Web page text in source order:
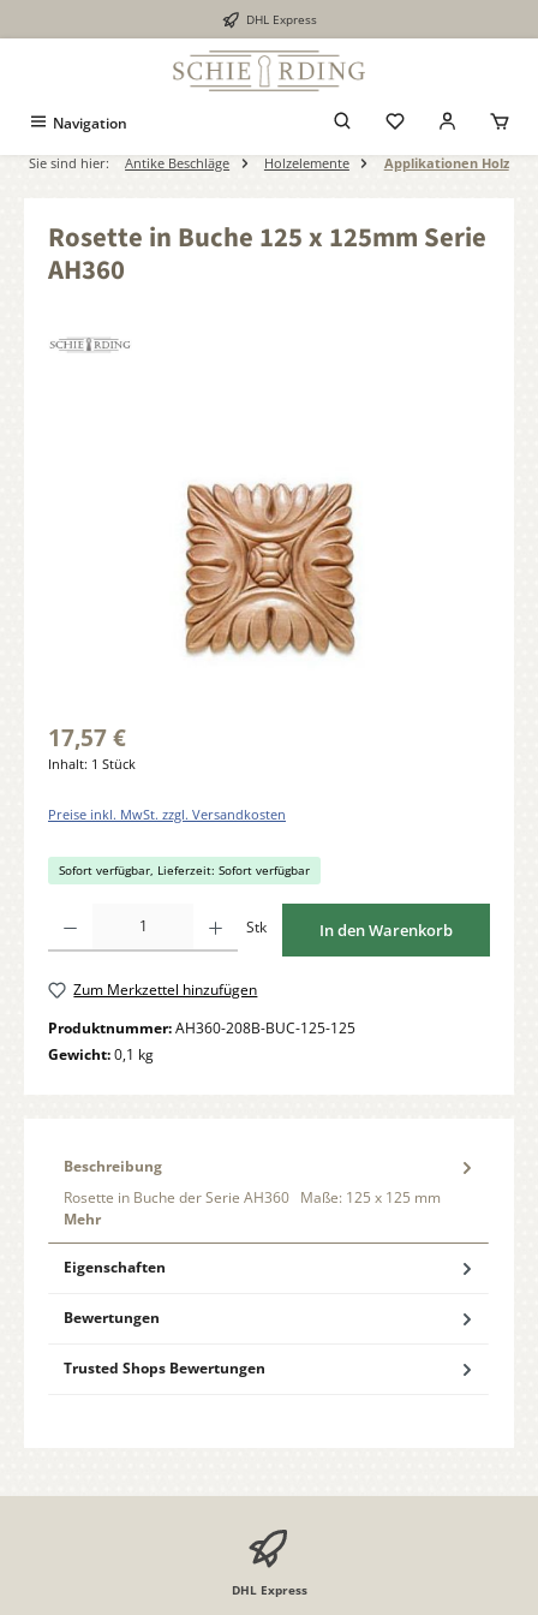
DHL Express
Navigation
Sie sind hier: Antike Beschläge Holzelemente Applikationen Holz
Rosette in Buche 125 x 125mm Serie
AH360
17,57 €
Inhalt: 1 Stück
Preise inkl. MwSt. zzgl. Versandkosten
Sofort verfügbar, Lieferzeit: Sofort verfügbar
Stk In den Warenkorb
Zum Merkzettel hinzufügen
Produktnummer:AH360-208B-BUC-125-125
Gewicht:0,1 kg
Beschreibung
Rosette in Buche der Serie AH360 Maße: 125 x 125 mm
Mehr
Eigenschaften
Bewertungen
Trusted Shops Bewertungen
DHL Express